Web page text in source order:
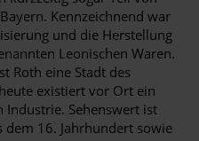
Kennzeichnend war
und die Herstellung
Leonischen Waren.
Roth eine Stadt des
existiert vor Ort ein
Industrie. Sehenswert ist
dem 16. Jahrhundert sowie